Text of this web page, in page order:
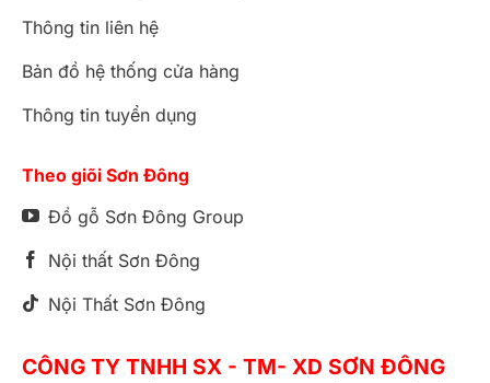
Thông tin liên hệ
Bản đồ hệ thống cửa hàng
Thông tin tuyển dụng
Theo giõi Sơn Đông
Đồ gỗ Sơn Đông Group
Nội thất Sơn Đông
Nội Thất Sơn Đông
CÔNG TY TNHH SX - TM- XD SƠN ĐÔNG